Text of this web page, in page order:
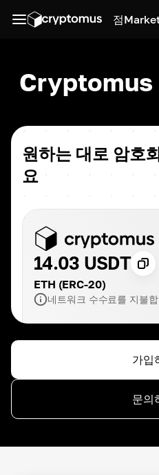
점
Cryptomus
원하는 대로 암호
요
14.03 USDT
ETH (ERC-20)
네트워크 수수료를 지불
가입
문의